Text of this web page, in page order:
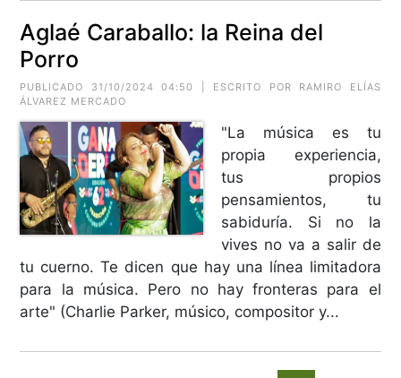
Aglaé Caraballo: la Reina del
Porro
PUBLICADO 31/10/2024 04:50 | ESCRITO POR RAMIRO ELÍAS
ÁLVAREZ MERCADO
"La música es tu
propia experiencia,
tus propios
pensamientos, tu
sabiduría. Si no la
vives no va a salir de
tu cuerno. Te dicen que hay una línea limitadora
para la música. Pero no hay fronteras para el
arte" (Charlie Parker, músico, compositor y...